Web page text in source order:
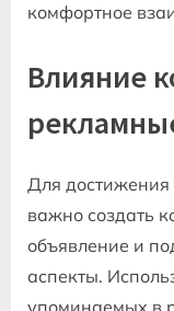
комфортное
Влияние
Для достижения
важно создать
объявление и
аспекты.
упоминаемых в